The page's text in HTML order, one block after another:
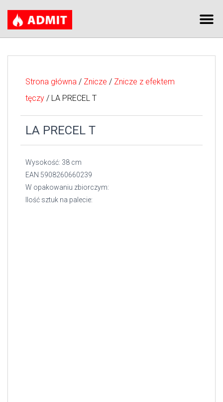
Strona główna / Znicze / Znicze z efektem
tęczy / LA PRECEL T
LA PRECEL T
Wysokość: 38 cm
EAN 5908260660239
W opakowaniu zbiorczym:
Ilość sztuk na palecie: